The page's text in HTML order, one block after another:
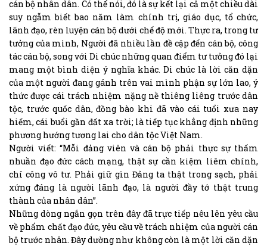
cán bộ nhân dân. Có thể nói, đó là sự kết lại cả một chiều dài
suy ngẫm biết bao năm làm chính trị, giáo dục, tổ chức,
lãnh đạo, rèn luyện cán bộ dưới chế độ mới. Thực ra, trong tư
tưởng của mình, Người đã nhiều lần đề cập đến cán bộ, công
tác cán bộ, song với Di chúc những quan điểm tư tưởng đó lại
mang một bình diện ý nghĩa khác. Di chúc là lời căn dặn
của một người đang gánh trên vai mình phận sự lớn lao, ý
thức được cái trách nhiệm nặng nề thiêng liêng trước dân
tộc, trước quốc dân, đồng bào khi đã vào cái tuổi xưa nay
hiếm, cái buổi gần đất xa trời; là tiếp tục khẳng định những
phương hướng tương lai cho dân tộc Việt Nam.
Người viết: “Mỗi đảng viên và cán bộ phải thực sự thấm
nhuần đạo đức cách mạng, thật sự cần kiệm liêm chính,
chí công vô tư. Phải giữ gìn Đảng ta thật trong sạch, phải
xứng đáng là người lãnh đạo, là người đầy tớ thật trung
thành của nhân dân”.
Những dòng ngắn gọn trên đây đã trực tiếp nêu lên yêu cầu
về phẩm chất đạo đức, yêu cầu về trách nhiệm của người cán
bộ trước nhân. Đây dường như không còn là một lời căn dặn